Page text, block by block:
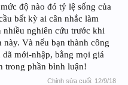
độ nào đó tỷ lệ sống của
bất kỳ ai cân nhắc làm
nghiên cứu trước khi
Và nếu bạn thành công
mới-nhập, bằng mọi giá
trong phần bình luận!
Chỉnh sửa cuối: 12/9/18